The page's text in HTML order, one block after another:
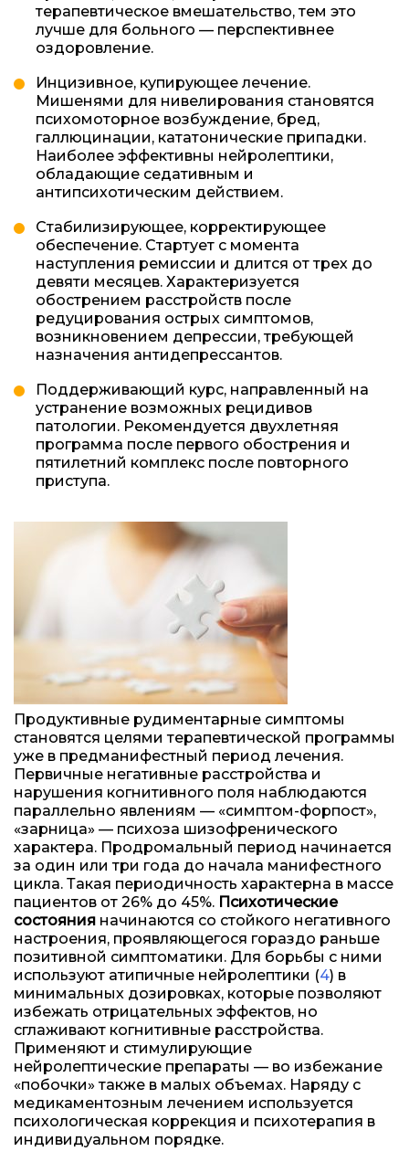
терапевтическое вмешательство, тем это
лучше для больного — перспективнее
оздоровление.
Инцизивное, купирующее лечение.
Мишенями для нивелирования становятся
психомоторное возбуждение, бред,
галлюцинации, кататонические припадки.
Наиболее эффективны нейролептики,
обладающие седативным и
антипсихотическим действием.
Стабилизирующее, корректирующее
обеспечение. Стартует с момента
наступления ремиссии и длится от трех до
девяти месяцев. Характеризуется
обострением расстройств после
редуцирования острых симптомов,
возникновением депрессии, требующей
назначения антидепрессантов.
Поддерживающий курс, направленный на
устранение возможных рецидивов
патологии. Рекомендуется двухлетняя
программа после первого обострения и
пятилетний комплекс после повторного
приступа.
Продуктивные рудиментарные симптомы
становятся целями терапевтической программы
уже в предманифестный период лечения.
Первичные негативные расстройства и
нарушения когнитивного поля наблюдаются
параллельно явлениям — «симптом-форпост»,
«зарница» — психоза шизофренического
характера. Продромальный период начинается
за один или три года до начала манифестного
цикла. Такая периодичность характерна в массе
пациентов от 26% до 45%. Психотические
состояния начинаются со стойкого негативного
настроения, проявляющегося гораздо раньше
позитивной симптоматики. Для борьбы с ними
используют атипичные нейролептики (4) в
минимальных дозировках, которые позволяют
избежать отрицательных эффектов, но
сглаживают когнитивные расстройства.
Применяют и стимулирующие
нейролептические препараты — во избежание
«побочки» также в малых объемах. Наряду с
медикаментозным лечением используется
психологическая коррекция и психотерапия в
индивидуальном порядке.